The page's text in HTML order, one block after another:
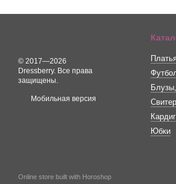
© 2017—2026
Dressberry. Все права
защищены.
Мобильная версия
Online store built with Horoshop
Юбки